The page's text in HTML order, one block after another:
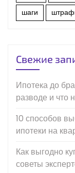
шаги
Свежие
Ипотека до
разводе и что
10 способов
ипотеки на
Как выгодно
советы